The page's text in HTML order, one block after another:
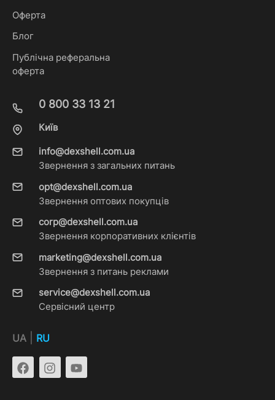
Оферта
Блог
Публічна реферальна
оферта
0 800 33 13 21
Київ
info@dexshell.com.ua
Звернення з загальних питань
opt@dexshell.com.ua
Звернення оптових покупців
corp@dexshell.com.ua
Звернення корпоративних клієнтів
marketing@dexshell.com.ua
Звернення з питань реклами
service@dexshell.com.ua
Сервісний центр
UA RU